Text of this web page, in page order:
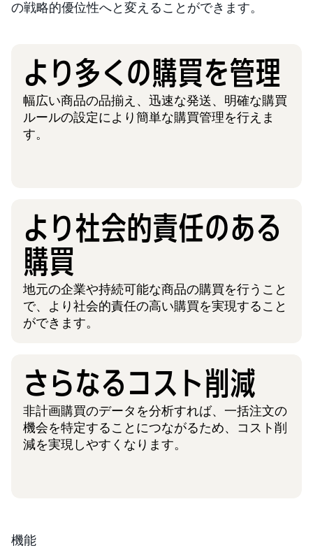
の戦略的優位性へと変えることができます。
より多くの購買を管理
幅広い商品の品揃え、迅速な発送、明確な購買
ルールの設定により簡単な購買管理を行えま
す。
より社会的責任のある
購買
地元の​企業や持続可能な商品の購買を行うこと
で、より社会的責任の高い購買を実現すること
ができます。
さらなるコスト削減
非計画購買のデータを分析すれば、一括注文の
機会を特定することにつながるため、コスト削
減を実現しやすくなります。
機能